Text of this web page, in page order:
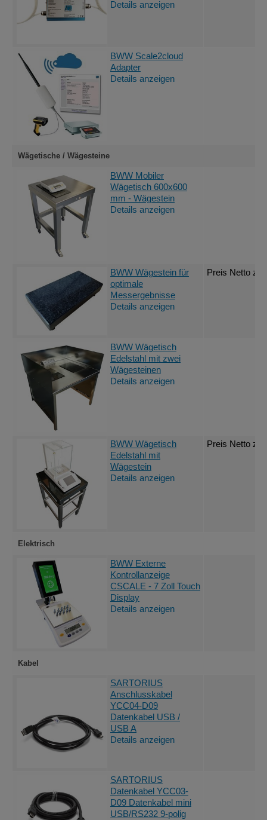
Details anzeigen
BWW Scale2cloud
Adapter
Details anzeigen
Wägetische / Wägesteine
BWW Mobiler
Wägetisch 600x600
mm - Wägestein
Details anzeigen
BWW Wägestein für
optimale
Messergebnisse
Details anzeigen
Preis Netto
BWW Wägetisch
Edelstahl mit zwei
Wägesteinen
Details anzeigen
BWW Wägetisch
Edelstahl mit
Wägestein
Details anzeigen
Preis Netto
Elektrisch
BWW Externe
Kontrollanzeige
CSCALE - 7 Zoll Touch
Display
Details anzeigen
Kabel
SARTORIUS
Anschlusskabel
YCC04-D09
Datenkabel USB /
USB A
Details anzeigen
SARTORIUS
Datenkabel YCC03-
D09 Datenkabel mini
USB/RS232 9-polig